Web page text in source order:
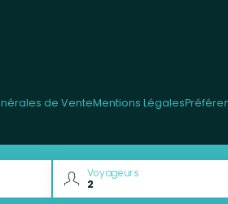
Voyageurs
de VenteMentions Légales